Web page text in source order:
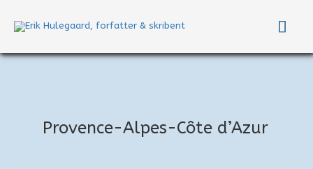
Provence-Alpes-Côte d’Azur